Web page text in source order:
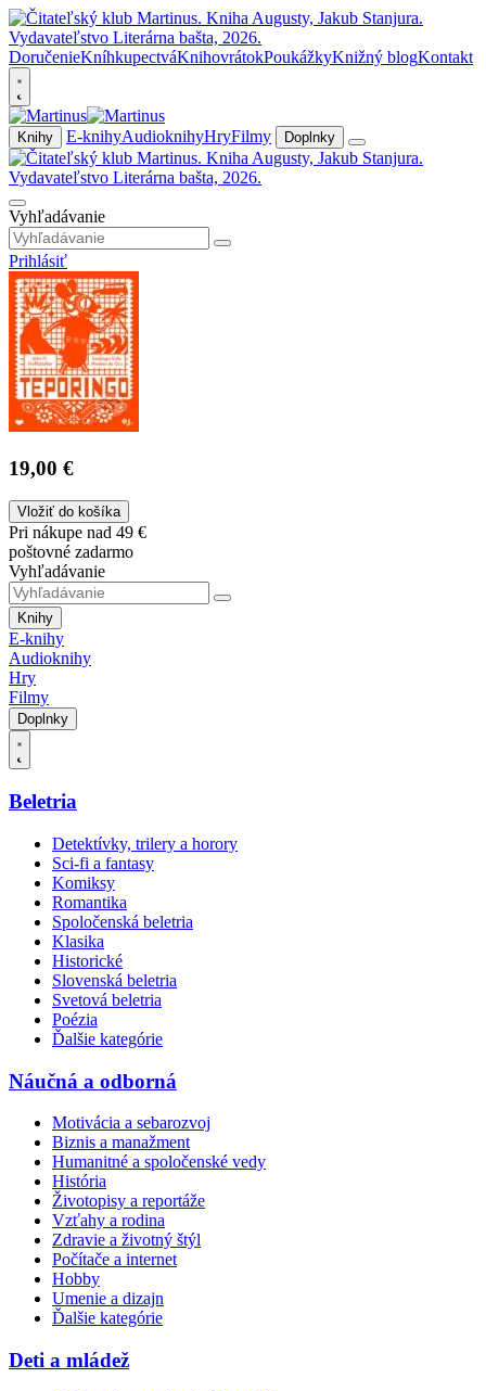
DoručenieKníhkupectváKnihovrátokPoukážkyKnižný blogKontakt
Knihy E-knihyAudioknihyHryFilmy Doplnky
Vyhľadávanie
Prihlásiť
19,00 €
Vložiť do košíka
Pri nákupe nad 49 €
poštovné zadarmo
Vyhľadávanie
Knihy
E-knihy
Audioknihy
Hry
Filmy
Doplnky
Beletria
Detektívky, trilery a horory
Sci-fi a fantasy
Komiksy
Romantika
Spoločenská beletria
Klasika
Historické
Slovenská beletria
Svetová beletria
Poézia
Ďalšie kategórie
Náučná a odborná
Motivácia a sebarozvoj
Biznis a manažment
Humanitné a spoločenské vedy
História
Životopisy a reportáže
Vzťahy a rodina
Zdravie a životný štýl
Počítače a internet
Hobby
Umenie a dizajn
Ďalšie kategórie
Deti a mládež